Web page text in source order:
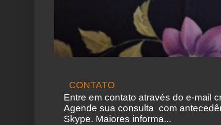
CONTATO
Entre em contato através do e-mail
Agende sua consulta com
Skype. Maiores informa...